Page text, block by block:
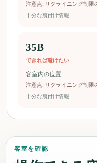
注意点: リクライニング制限
十分な裏付け情報
35B
できれば避けたい
客室内の位置
注意点: リクライニング制限
十分な裏付け情報
客室を確認